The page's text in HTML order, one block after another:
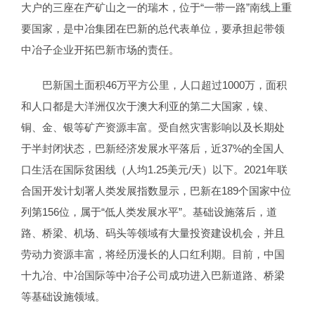
大户的三座在产矿山之一的瑞木，位于“一带一路”南线上重
要国家，是中冶集团在巴新的总代表单位，要承担起带领
中冶子企业开拓巴新市场的责任。
巴新国土面积46万平方公里，人口超过1000万，面积
和人口都是大洋洲仅次于澳大利亚的第二大国家，镍、
铜、金、银等矿产资源丰富。受自然灾害影响以及长期处
于半封闭状态，巴新经济发展水平落后，近37%的全国人
口生活在国际贫困线（人均1.25美元/天）以下。2021年联
合国开发计划署人类发展指数显示，巴新在189个国家中位
列第156位，属于“低人类发展水平”。基础设施落后，道
路、桥梁、机场、码头等领域有大量投资建设机会，并且
劳动力资源丰富，将经历漫长的人口红利期。目前，中国
十九冶、中冶国际等中冶子公司成功进入巴新道路、桥梁
等基础设施领域。